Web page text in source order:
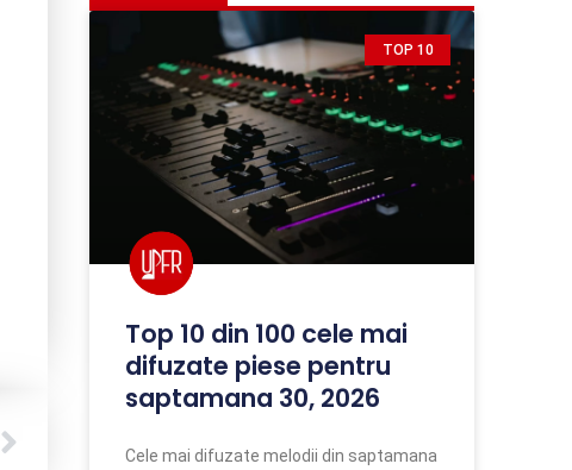
TOP 10
Top 10 din 100 cele mai
difuzate piese pentru
saptamana 30, 2026
Cele mai difuzate melodii din saptamana